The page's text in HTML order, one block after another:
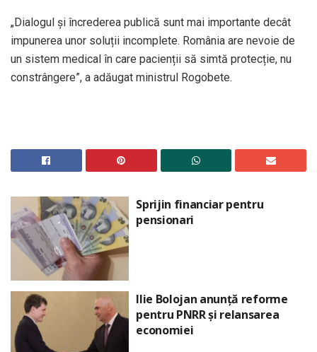
„Dialogul și încrederea publică sunt mai importante decât
impunerea unor soluții incomplete. România are nevoie de
un sistem medical în care pacienții să simtă protecție, nu
constrângere”, a adăugat ministrul Rogobete.
Sprijin financiar pentru
pensionari
Ilie Bolojan anunță reforme
pentru PNRR și relansarea
economiei